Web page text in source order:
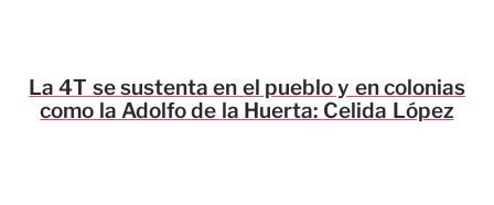
La 4T se sustenta en el pueblo y en colonias
como la Adolfo de la Huerta: Celida López